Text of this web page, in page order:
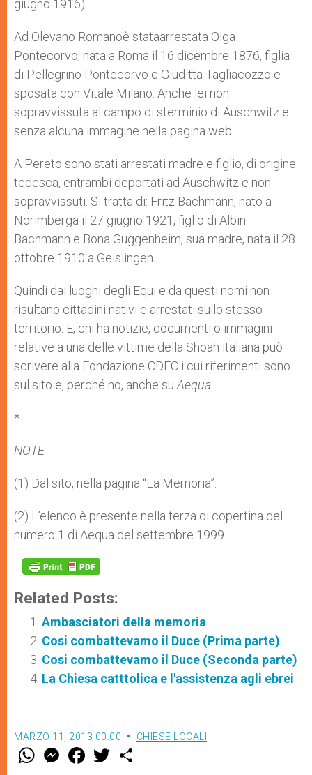
giugno 1916).
Ad Olevano Romanoè stataarrestata Olga
Pontecorvo, nata a Roma il 16 dicembre 1876, figlia
di Pellegrino Pontecorvo e Giuditta Tagliacozzo e
sposata con Vitale Milano. Anche lei non
sopravvissuta al campo di sterminio di Auschwitz e
senza alcuna immagine nella pagina web.
A Pereto sono stati arrestati madre e figlio, di origine
tedesca, entrambi deportati ad Auschwitz e non
sopravvissuti. Si tratta di: Fritz Bachmann, nato a
Norimberga il 27 giugno 1921, figlio di Albin
Bachmann e Bona Guggenheim, sua madre, nata il 28
ottobre 1910 a Geislingen.
Quindi dai luoghi degli Equi e da questi nomi non
risultano cittadini nativi e arrestati sullo stesso
territorio. E, chi ha notizie, documenti o immagini
relative a una delle vittime della Shoah italiana può
scrivere alla Fondazione CDEC i cui riferimenti sono
sul sito e, perché no, anche su Aequa
*
NOTE
(1) Dal sito, nella pagina “La Memoria”.
(2) L’elenco è presente nella terza di copertina del
numero 1 di Aequa del settembre 1999.
Related Posts:
Ambasciatori della memoria
Cosi combattevamo il Duce (Prima parte)
Cosi combattevamo il Duce (Seconda parte)
La Chiesa catttolica e l'assistenza agli ebrei
MARZO 11, 2013 00:00 CHIESE LOCALI
W M
e
F
a w